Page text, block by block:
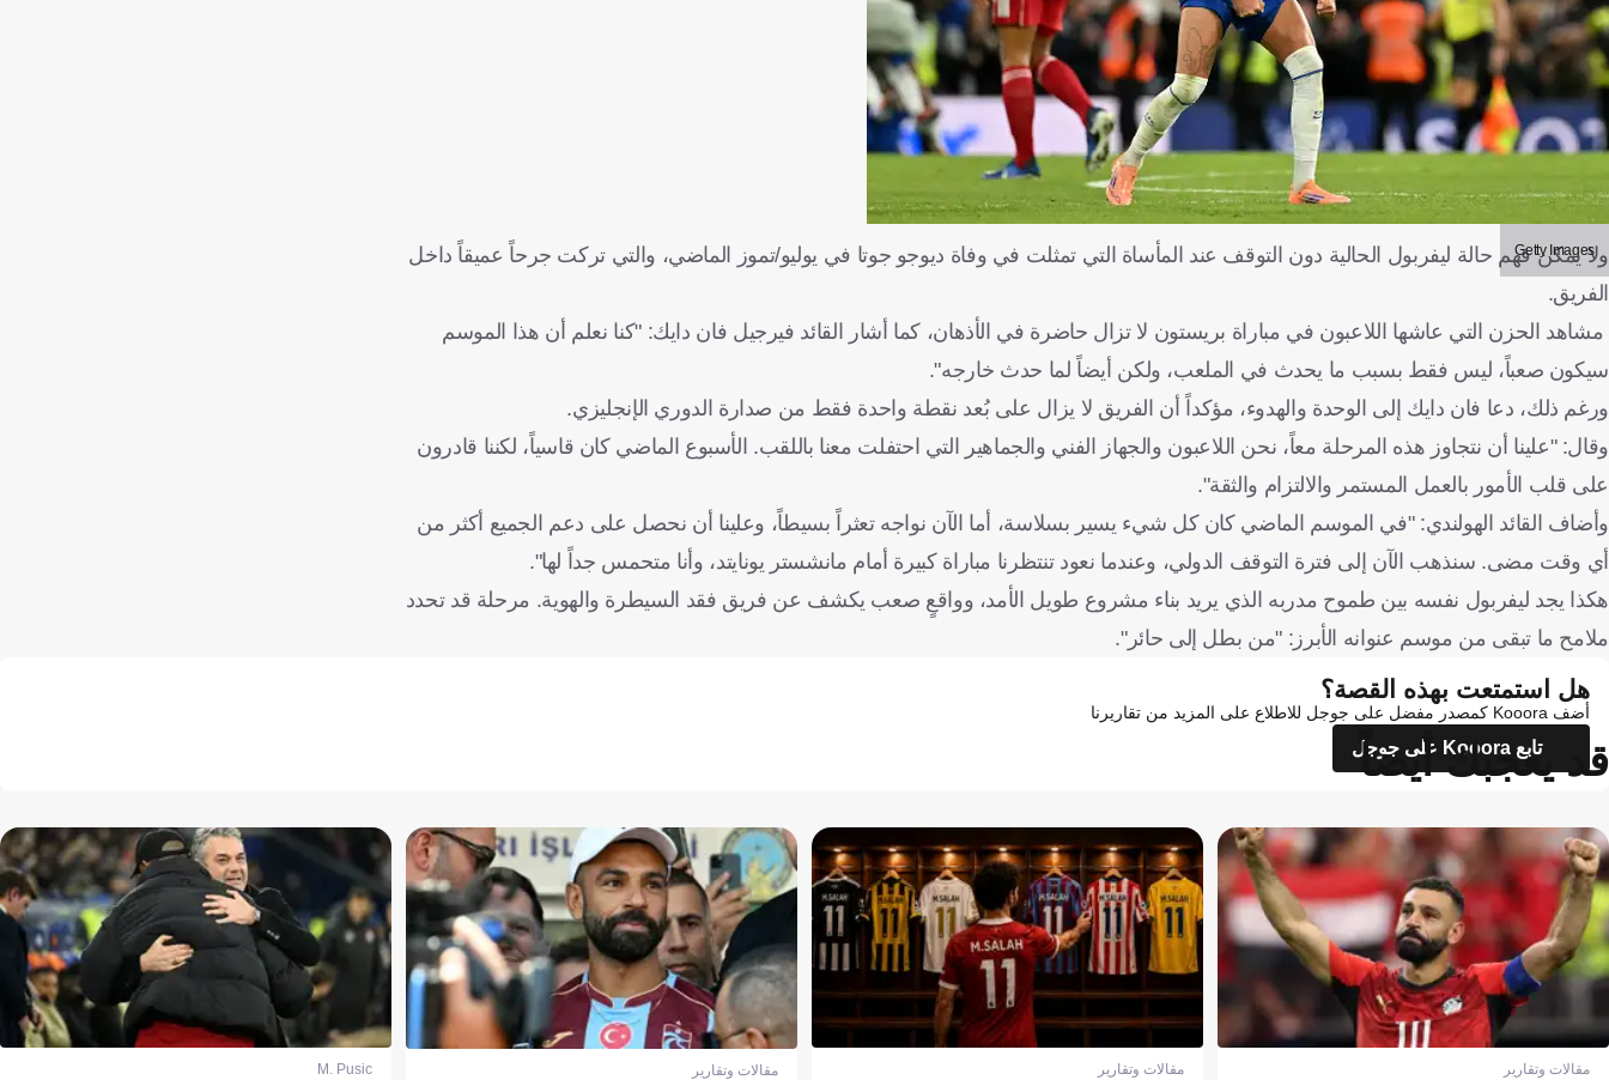
Getty Images
ولا يمكن فهم حالة ليفربول الحالية دون التوقف عند المأساة التي تمثلت في وفاة ديوجو جوتا في يوليو/تموز الماضي، والتي تركت جرحاً عميقاً داخل
الفريق.
مشاهد الحزن التي عاشها اللاعبون في مباراة بريستون لا تزال حاضرة في الأذهان، كما أشار القائد فيرجيل فان دايك: "كنا نعلم أن هذا الموسم
سيكون صعباً، ليس فقط بسبب ما يحدث في الملعب، ولكن أيضاً لما حدث خارجه".
ورغم ذلك، دعا فان دايك إلى الوحدة والهدوء، مؤكداً أن الفريق لا يزال على بُعد نقطة واحدة فقط من صدارة الدوري الإنجليزي.
وقال: "علينا أن نتجاوز هذه المرحلة معاً، نحن اللاعبون والجهاز الفني والجماهير التي احتفلت معنا باللقب. الأسبوع الماضي كان قاسياً، لكننا قادرون
على قلب الأمور بالعمل المستمر والالتزام والثقة".
وأضاف القائد الهولندي: "في الموسم الماضي كان كل شيء يسير بسلاسة، أما الآن نواجه تعثراً بسيطاً، وعلينا أن نحصل على دعم الجميع أكثر من
أي وقت مضى. سنذهب الآن إلى فترة التوقف الدولي، وعندما نعود تنتظرنا مباراة كبيرة أمام مانشستر يونايتد، وأنا متحمس جداً لها".
هكذا يجد ليفربول نفسه بين طموح مدربه الذي يريد بناء مشروع طويل الأمد، وواقعٍ صعب يكشف عن فريق فقد السيطرة والهوية. مرحلة قد تحدد
ملامح ما تبقى من موسم عنوانه الأبرز: "من بطل إلى حائر".
هل استمتعت بهذه القصة؟
أضف Kooora كمصدر مفضل على جوجل للاطلاع على المزيد من تقاريرنا
تابع Kooora على جوجل
قد يعجبك أيضاً
مقالات وتقارير مقالات وتقارير مقالات وتقارير M. Pusic